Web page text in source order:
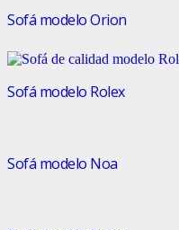
Sofá modelo Orion
Sofá modelo Rolex
Sofá modelo Noa